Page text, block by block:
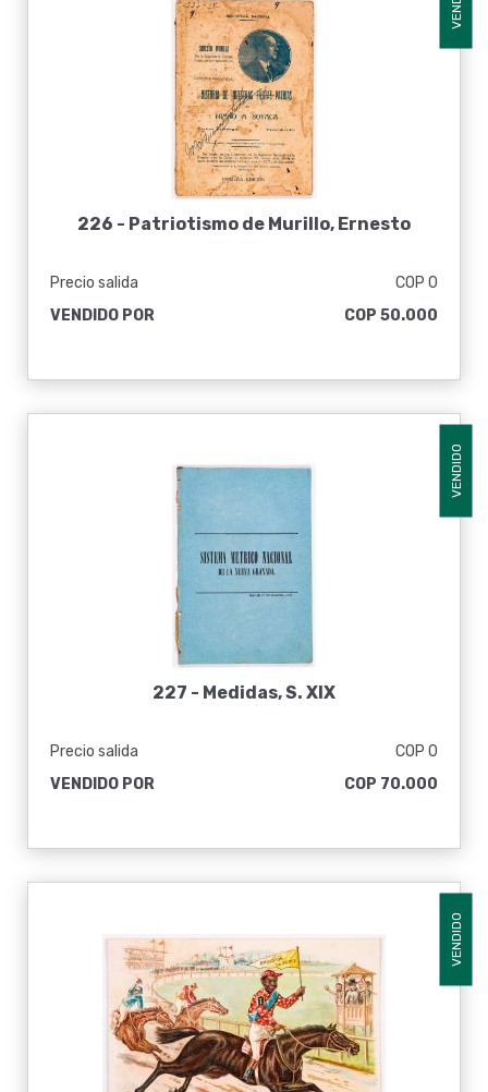
226 - Patriotismo de Murillo, Ernesto
Precio salida
COP 0
VENDIDO POR
COP 50.000
VENDIDO
227 - Medidas, S. XIX
Precio salida
COP 0
VENDIDO POR
COP 70.000
VENDIDO